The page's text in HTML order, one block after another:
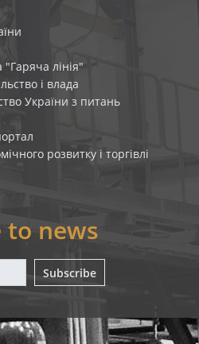
лінія"
і влада
України з питань
розвитку і торгівлі
to news
Subscribe